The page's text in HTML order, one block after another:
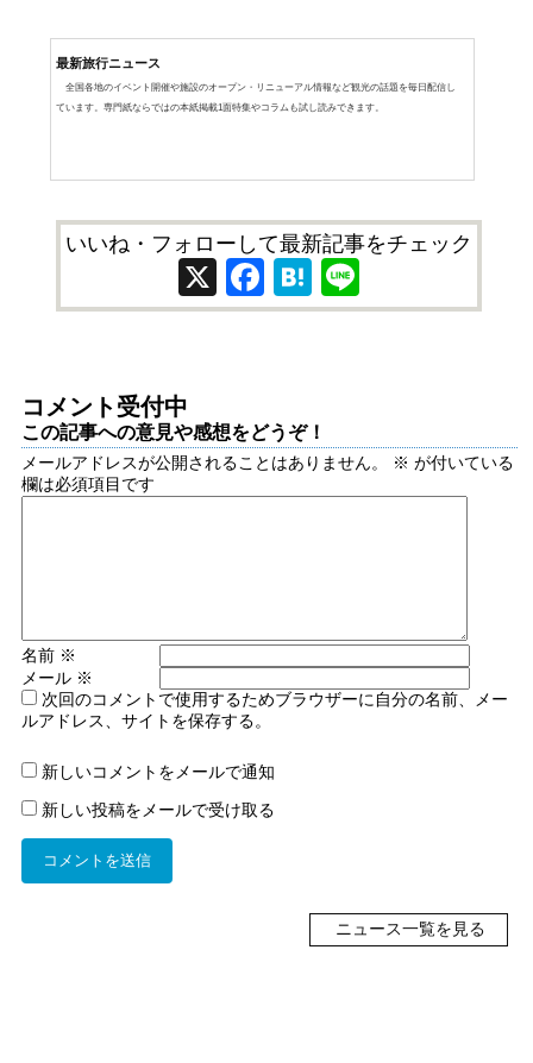
最新旅行ニュース
全国各地のイベント開催や施設のオープン・リニューアル情報など観光の話題を毎日配信し
ています。専門紙ならではの本紙掲載1面特集やコラムも試し読みできます。
いいね・フォローして最新記事をチェック
X Facebook
Hatena
コメント受付中
この記事への意見や感想をどうぞ！
メールアドレスが公開されることはありません。 ※ が付いている
欄は必須項目です
名前 ※
メール ※
次回のコメントで使用するためブラウザーに自分の名前、メー
ルアドレス、サイトを保存する。
新しいコメントをメールで通知
新しい投稿をメールで受け取る
ニュース一覧を見る